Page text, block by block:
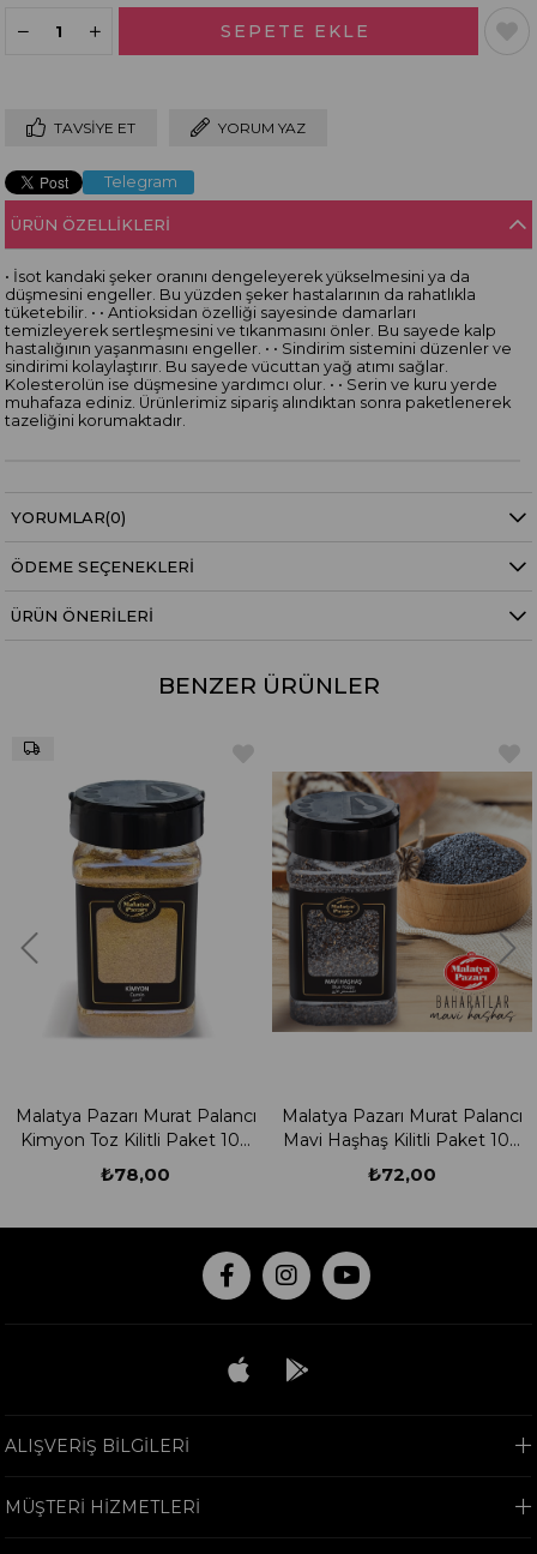
TAVSIYE ET YORUM YAZ
Telegram
ÜRÜN ÖZELLIKLERI
• İsot kandaki şeker oranını dengeleyerek yükselmesini ya da
düşmesini engeller. Bu yüzden şeker hastalarının da rahatlıkla
tüketebilir. • • Antioksidan özelliği sayesinde damarları
temizleyerek sertleşmesini ve tıkanmasını önler. Bu sayede kalp
hastalığının yaşanmasını engeller. • • Sindirim sistemini düzenler ve
sindirimi kolaylaştırır. Bu sayede vücuttan yağ atımı sağlar.
Kolesterolün ise düşmesine yardımcı olur. • • Serin ve kuru yerde
muhafaza ediniz. Ürünlerimiz sipariş alındıktan sonra paketlenerek
tazeliğini korumaktadır.
YORUMLAR(0)
ÖDEME SEÇENEKLERI
ÜRÜN ÖNERILERI
BENZER ÜRÜNLER
Malatya Pazarı Murat Palancı
Kimyon Toz Kilitli Paket 100
Gram
₺78,00
Malatya Pazarı Murat Palancı
Mavi Haşhaş Kilitli Paket 100
Gram
₺72,00
ALIŞVERİŞ BİLGİLERİ
MÜŞTERİ HİZMETLERİ